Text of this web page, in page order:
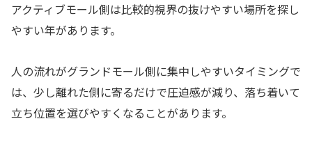
アクティブモール側は比較的視界の抜けやすい場所を探し
やすい年があります。
人の流れがグランドモール側に集中しやすいタイミングで
は、少し離れた側に寄るだけで圧迫感が減り、落ち着いて
立ち位置を選びやすくなることがあります。